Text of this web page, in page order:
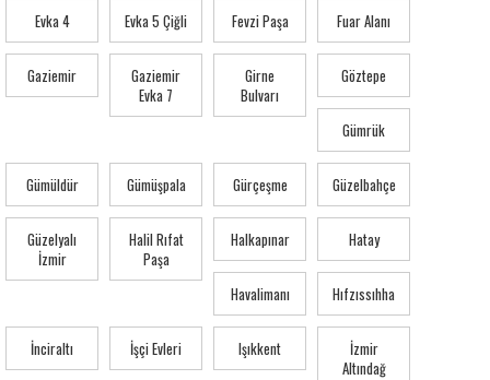
Evka 4 Evka 5 Çiğli Fevzi Paşa Fuar Alanı
Gaziemir
Gaziemir
Evka 7
Girne
Bulvarı
Göztepe
Gümrük
Gümüldür Gümüşpala Gürçeşme Güzelbahçe
Güzelyalı
İzmir
Halil Rıfat
Paşa
Halkapınar Hatay
Havalimanı Hıfzıssıhha
İnciraltı İşçi Evleri Işıkkent
İzmir
Altındağ